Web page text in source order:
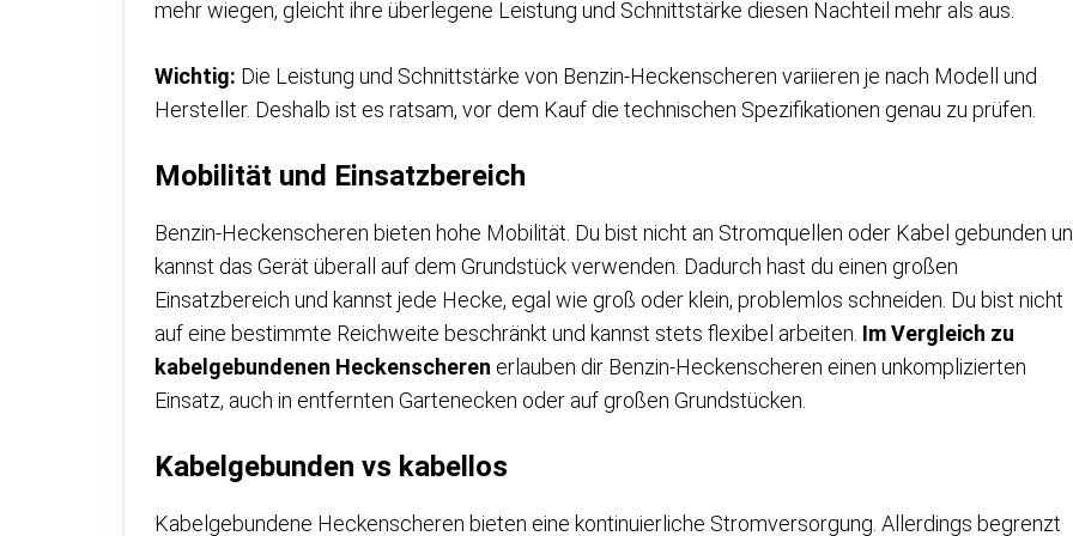
mehr wiegen, gleicht ihre überlegene Leistung und Schnittstärke diesen Nachteil mehr als aus.
Wichtig: Die Leistung und Schnittstärke von Benzin-Heckenscheren variieren je nach Modell und
Hersteller. Deshalb ist es ratsam, vor dem Kauf die technischen Spezifikationen genau zu prüfen.
Mobilität und Einsatzbereich
Benzin-Heckenscheren bieten hohe Mobilität. Du bist nicht an Stromquellen oder Kabel gebunden
kannst das Gerät überall auf dem Grundstück verwenden. Dadurch hast du einen großen
Einsatzbereich und kannst jede Hecke, egal wie groß oder klein, problemlos schneiden. Du bist nicht
auf eine bestimmte Reichweite beschränkt und kannst stets flexibel arbeiten. Im Vergleich zu
kabelgebundenen Heckenscheren erlauben dir Benzin-Heckenscheren einen unkomplizierten
Einsatz, auch in entfernten Gartenecken oder auf großen Grundstücken.
Kabelgebunden vs kabellos
Kabelgebundene Heckenscheren bieten eine kontinuierliche Stromversorgung. Allerdings begrenzt